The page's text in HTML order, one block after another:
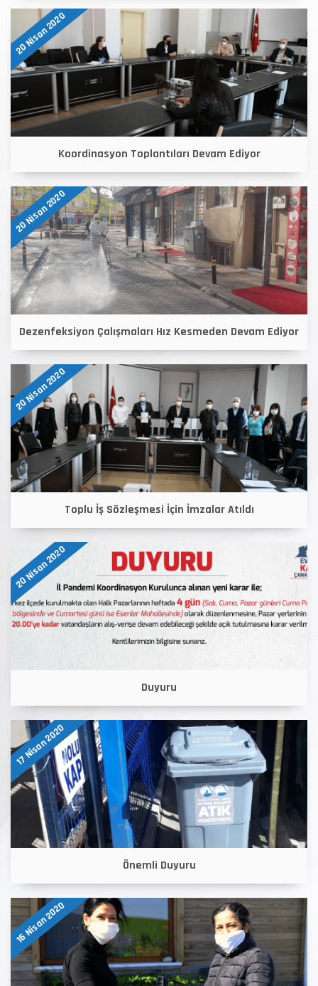
20 Nisan 2020
Koordinasyon Toplantıları Devam Ediyor
20 Nisan 2020
Dezenfeksiyon Çalışmaları Hız Kesmeden Devam Ediyor
20 Nisan 2020
Toplu İş Sözleşmesi İçin İmzalar Atıldı
20 Nisan 2020
Duyuru
17 Nisan 2020
Önemli Duyuru
16 Nisan 2020